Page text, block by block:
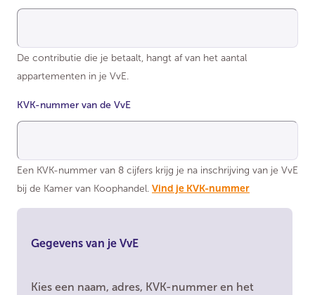
De contributie die je betaalt, hangt af van het aantal
appartementen in je VvE.
KVK-nummer van de VvE
Een KVK-nummer van 8 cijfers krijg je na inschrijving van je VvE
bij de Kamer van Koophandel. Vind je KVK-nummer
Gegevens van je VvE
Kies een naam, adres, KVK-nummer en het